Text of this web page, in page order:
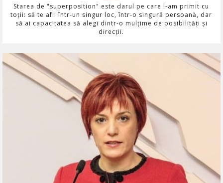
Starea de "superposition" este darul pe care l-am primit cu
toții: să te afli într-un singur loc, într-o singură persoană, dar
să ai capacitatea să alegi dintr-o mulțime de posibilități și
direcții.